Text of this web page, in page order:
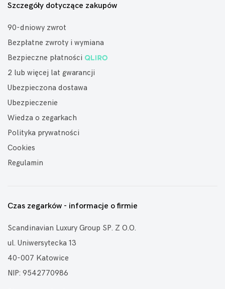
Szczegóły dotyczące zakupów
90-dniowy zwrot
Bezpłatne zwroty i wymiana
Bezpieczne płatności
2 lub więcej lat gwarancji
Ubezpieczona dostawa
Ubezpieczenie
Wiedza o zegarkach
Polityka prywatności
Cookies
Regulamin
Czas zegarków - informacje o firmie
Scandinavian Luxury Group SP. Z O.O.
ul. Uniwersytecka 13
40-007 Katowice
NIP: 9542770986